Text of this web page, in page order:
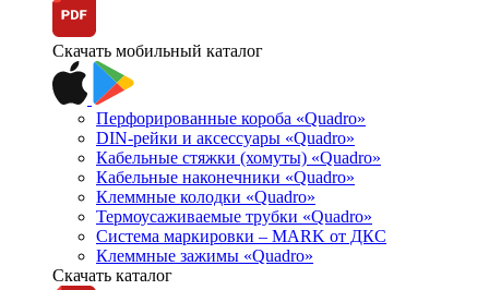
Скачать мобильный каталог
Перфорированные короба «Quadro»
DIN-рейки и аксессуары «Quadro»
Кабельные стяжки (хомуты) «Quadro»
Кабельные наконечники «Quadro»
Клеммные колодки «Quadro»
Термоусаживаемые трубки «Quadro»
Система маркировки – MARK от ДКС
Клеммные зажимы «Quadro»
Скачать каталог